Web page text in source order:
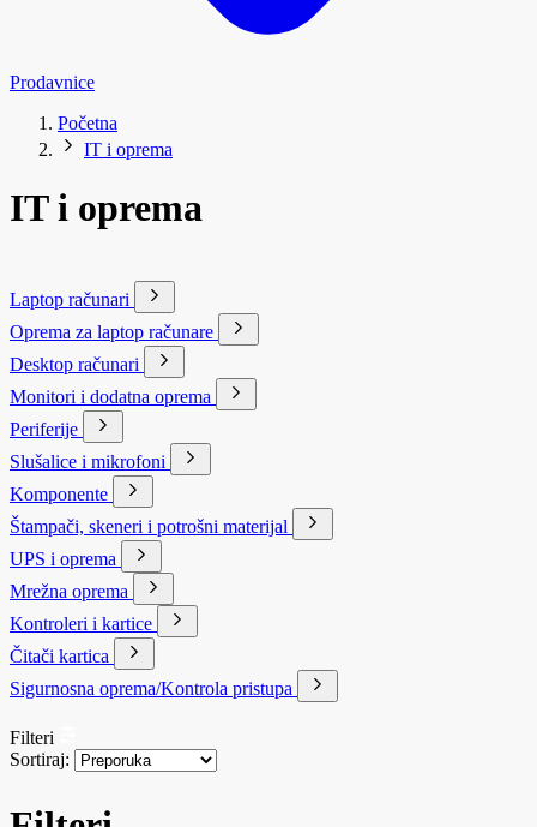
Prodavnice
Početna
IT i oprema
IT i oprema
Laptop računari
Oprema za laptop računare
Desktop računari
Monitori i dodatna oprema
Periferije
Slušalice i mikrofoni
Komponente
Štampači, skeneri i potrošni materijal
UPS i oprema
Mrežna oprema
Kontroleri i kartice
Čitači kartica
Sigurnosna oprema/Kontrola pristupa
Filteri
Sortiraj: